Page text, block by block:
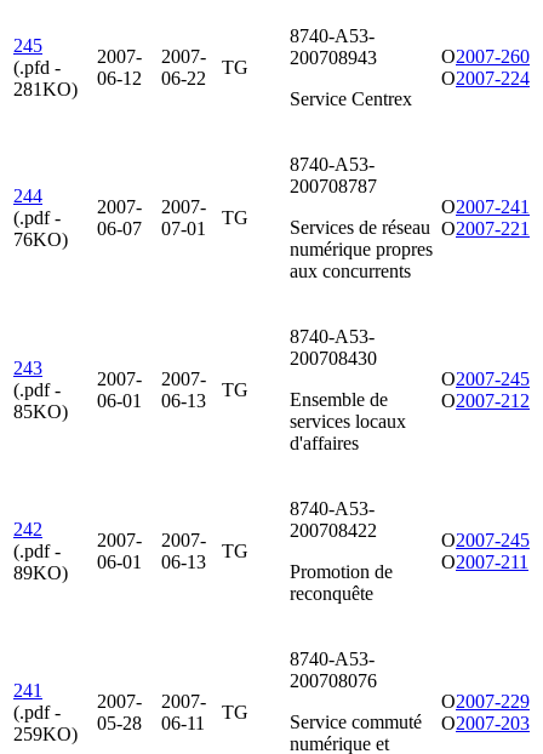
245
(.pfd -
281KO)
2007-
06-12
2007-
06-22
TG
8740-A53-
200708943
Service Centrex
O2007-260
O2007-224
244
(.pdf -
76KO)
2007-
06-07
2007-
07-01
TG
8740-A53-
200708787
Services de réseau
numérique propres
aux concurrents
O2007-241
O2007-221
243
(.pdf -
85KO)
2007-
06-01
2007-
06-13
TG
8740-A53-
200708430
Ensemble de
services locaux
d'affaires
O2007-245
O2007-212
242
(.pdf -
89KO)
2007-
06-01
2007-
06-13
TG
8740-A53-
200708422
Promotion de
reconquête
O2007-245
O2007-211
241
(.pdf -
259KO)
2007-
05-28
2007-
06-11
TG
8740-A53-
200708076
Service commuté
numérique et
O2007-229
O2007-203